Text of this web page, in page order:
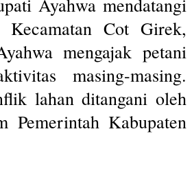
Kecamatan Cot Girek,
mengajak petani
masing-masing.
lahan ditangani oleh
Pemerintah Kabupaten